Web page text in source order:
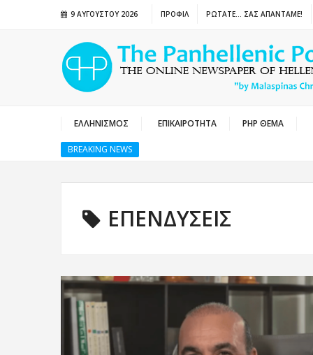
9 ΑΥΓΟΎΣΤΟΥ 2026 ΠΡΟΦΙΛ ΡΩΤΑΤΕ… ΣΑΣ ΑΠΑΝΤΑΜΕ!
ΕΛΛΗΝΙΣΜΟΣ ΕΠΙΚΑΙΡΟΤΗΤΑ PHP ΘΕΜΑ
BREAKING NEWS
ΕΠΕΝΔΥΣΕΙΣ